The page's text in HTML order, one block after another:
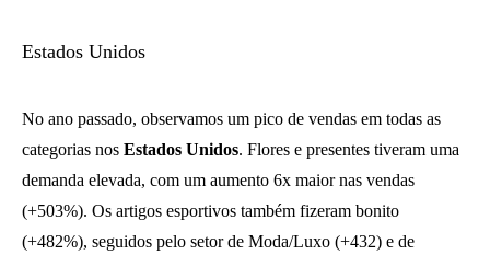
Estados Unidos
No ano passado, observamos um pico de vendas em todas as
categorias nos Estados Unidos. Flores e presentes tiveram uma
demanda elevada, com um aumento 6x maior nas vendas
(+503%). Os artigos esportivos também fizeram bonito
(+482%), seguidos pelo setor de Moda/Luxo (+432) e de